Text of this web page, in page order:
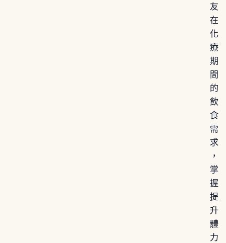
友
在
化
療
期
間
的
飲
食
需
求
，
掌
握
提
升
體
力